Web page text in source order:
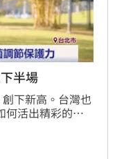
半場
下新高。台灣也
何活出精彩的人
的養身秘訣。除